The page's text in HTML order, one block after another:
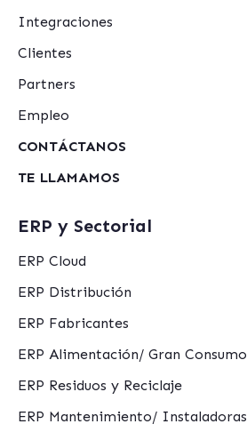
Integraciones
Clientes
Partners
Empleo
CONTÁCTANOS
TE LLAMAMOS
ERP y Sectorial
ERP Cloud
ERP Distribución
ERP Fabricantes
ERP Alimentación/ Gran Consumo
ERP Residuos y Reciclaje
ERP Mantenimiento/ Instaladoras